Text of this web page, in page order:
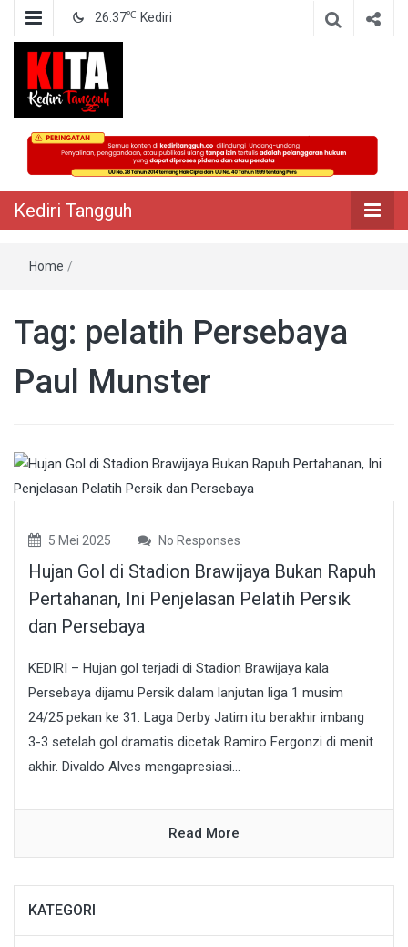
26.37℃ Kediri
Kediri Tangguh
Berita Akurat Terpercaya
Kediri Tangguh
Home /
Tag: pelatih Persebaya
Paul Munster
5 Mei 2025 No Responses
Hujan Gol di Stadion Brawijaya Bukan Rapuh
Pertahanan, Ini Penjelasan Pelatih Persik
dan Persebaya
KEDIRI – Hujan gol terjadi di Stadion Brawijaya kala
Persebaya dijamu Persik dalam lanjutan liga 1 musim
24/25 pekan ke 31. Laga Derby Jatim itu berakhir imbang
3-3 setelah gol dramatis dicetak Ramiro Fergonzi di menit
akhir. Divaldo Alves mengapresiasi...
Read More
KATEGORI